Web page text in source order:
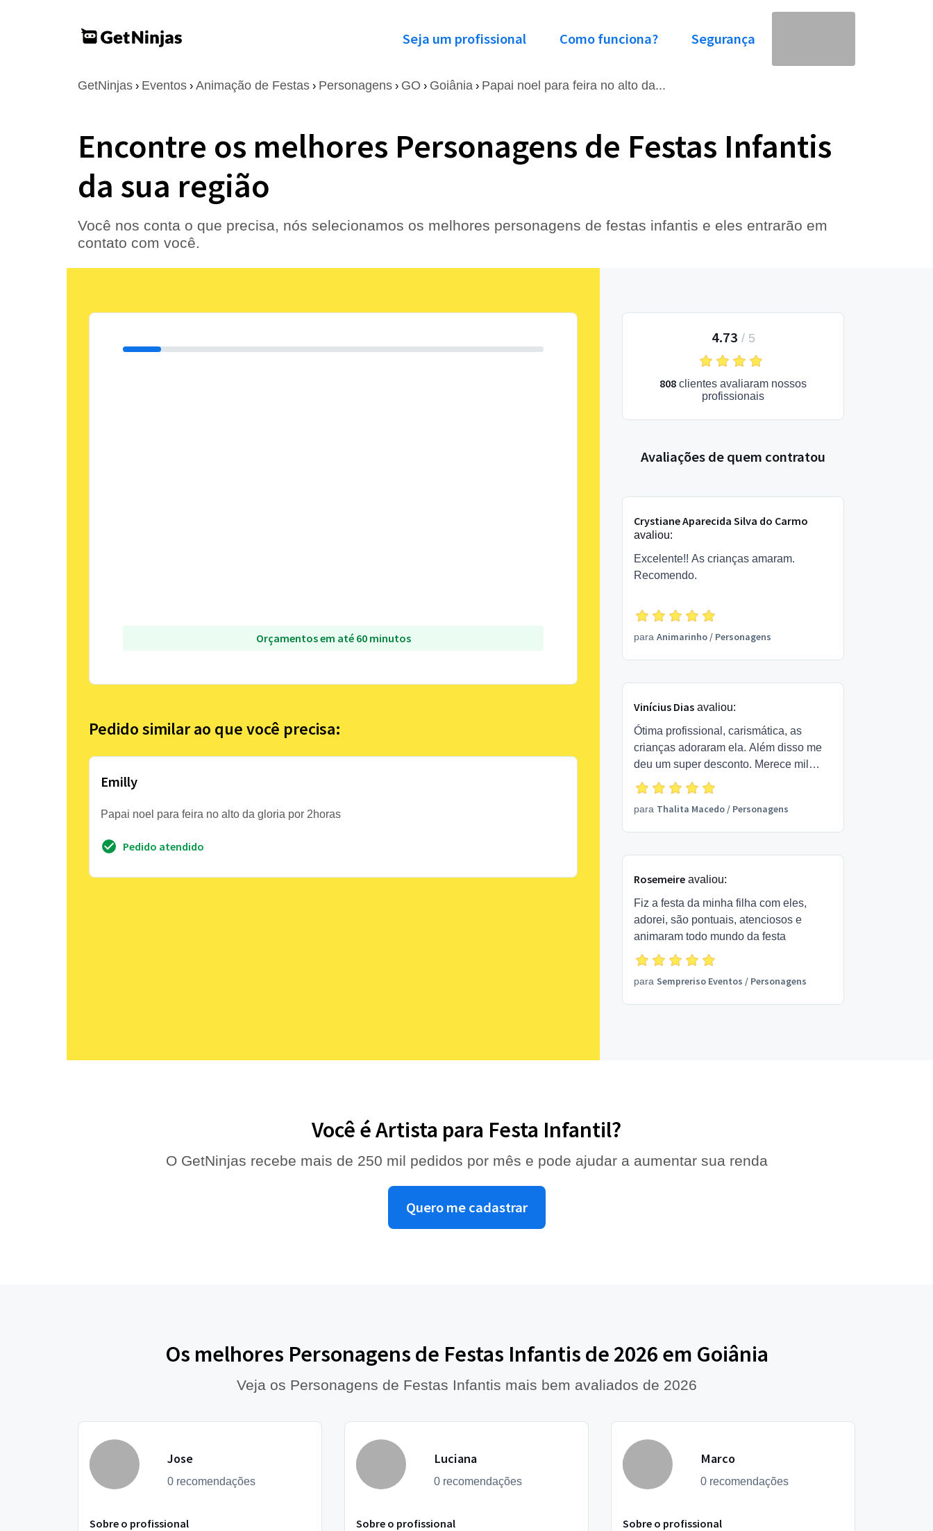
Seja um profissional Como funciona? Segurança
GetNinjas › Eventos › Animação de Festas › Personagens › GO › Goiânia › Papai noel para feira no alto da...
Encontre os melhores Personagens de Festas Infantis
da sua região
Você nos conta o que precisa, nós selecionamos os melhores personagens de festas infantis e eles entrarão em
contato com você.
Orçamentos em até 60 minutos
Pedido similar ao que você precisa:
Emilly
Papai noel para feira no alto da gloria por 2horas
Pedido atendido
4.73 / 5
808 clientes avaliaram nossos
profissionais
Avaliações de quem contratou
Crystiane Aparecida Silva do Carmo
avaliou:
Excelente!! As crianças amaram.
Recomendo.
para Animarinho/ Personagens
Vinícius Dias avaliou:
Ótima profissional, carismática, as
crianças adoraram ela. Além disso me
deu um super desconto. Merece mil
estrelas
para Thalita Macedo/ Personagens
Rosemeire avaliou:
Fiz a festa da minha filha com eles,
adorei, são pontuais, atenciosos e
animaram todo mundo da festa
para Sempreriso Eventos / Personagens
Você é Artista para Festa Infantil?
O GetNinjas recebe mais de 250 mil pedidos por mês e pode ajudar a aumentar sua renda
Quero me cadastrar
Os melhores Personagens de Festas Infantis de 2026 em Goiânia
Veja os Personagens de Festas Infantis mais bem avaliados de 2026
Jose
0 recomendações
Sobre o profissional
Luciana
0 recomendações
Sobre o profissional
Marco
0 recomendações
Sobre o profissional